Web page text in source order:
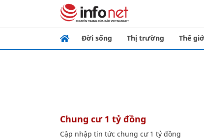
Đời sống Thị trường Thế
chung cư 1 tỷ đồng
Cập nhập tin tức chung cư 1 tỷ đồng